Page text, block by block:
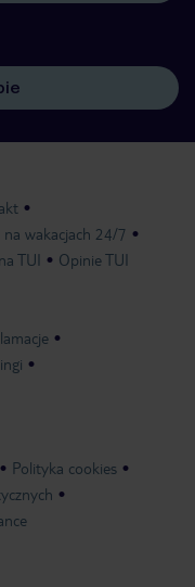
na wakacjach 24/7
TUI Opinie TUI
Polityka cookies